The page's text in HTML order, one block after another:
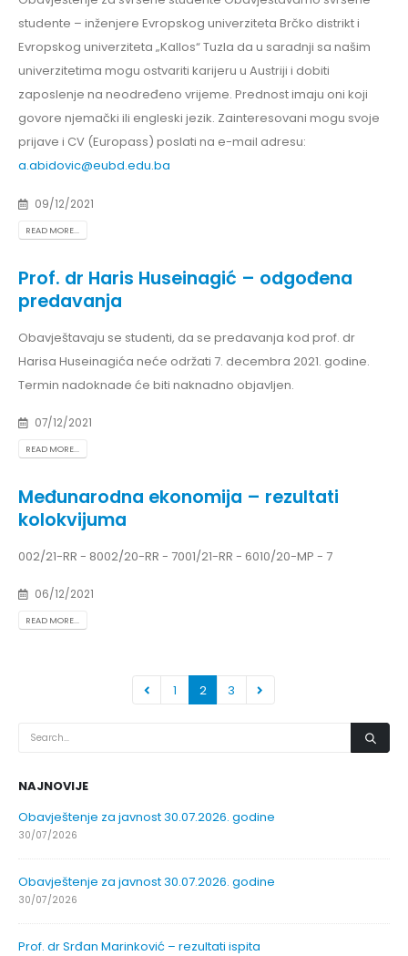
studente – inženjere Evropskog univerziteta Brčko distrikt i
Evropskog univerziteta „Kallos“ Tuzla da u saradnji sa našim
univerzitetima mogu ostvariti karijeru u Austriji i dobiti
zaposlenje na neodređeno vrijeme. Prednost imaju oni koji
govore njemački ili engleski jezik. Zainteresovani mogu svoje
prijave i CV (Europass) poslati na e-mail adresu:
a.abidovic@eubd.edu.ba
09/12/2021
READ MORE...
Prof. dr Haris Huseinagić – odgođena
predavanja
Obavještavaju se studenti, da se predavanja kod prof. dr
Harisa Huseinagića neće održati 7. decembra 2021. godine.
Termin nadoknade će biti naknadno objavljen.
07/12/2021
READ MORE...
Međunarodna ekonomija – rezultati
kolokvijuma
002/21-RR - 8002/20-RR - 7001/21-RR - 6010/20-MP - 7
06/12/2021
READ MORE...
1 2 3
NAJNOVIJE
Obavještenje za javnost 30.07.2026. godine
30/07/2026
Obavještenje za javnost 30.07.2026. godine
30/07/2026
Prof. dr Srđan Marinković – rezultati ispita